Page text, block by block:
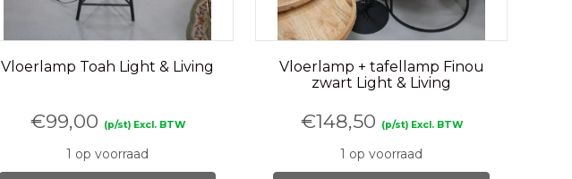
Vloerlamp Toah Light & Living
€99,00 (p/st) Excl. BTW
1 op voorraad
Vloerlamp + tafellamp Finou
zwart Light & Living
€148,50 (p/st) Excl. BTW
1 op voorraad